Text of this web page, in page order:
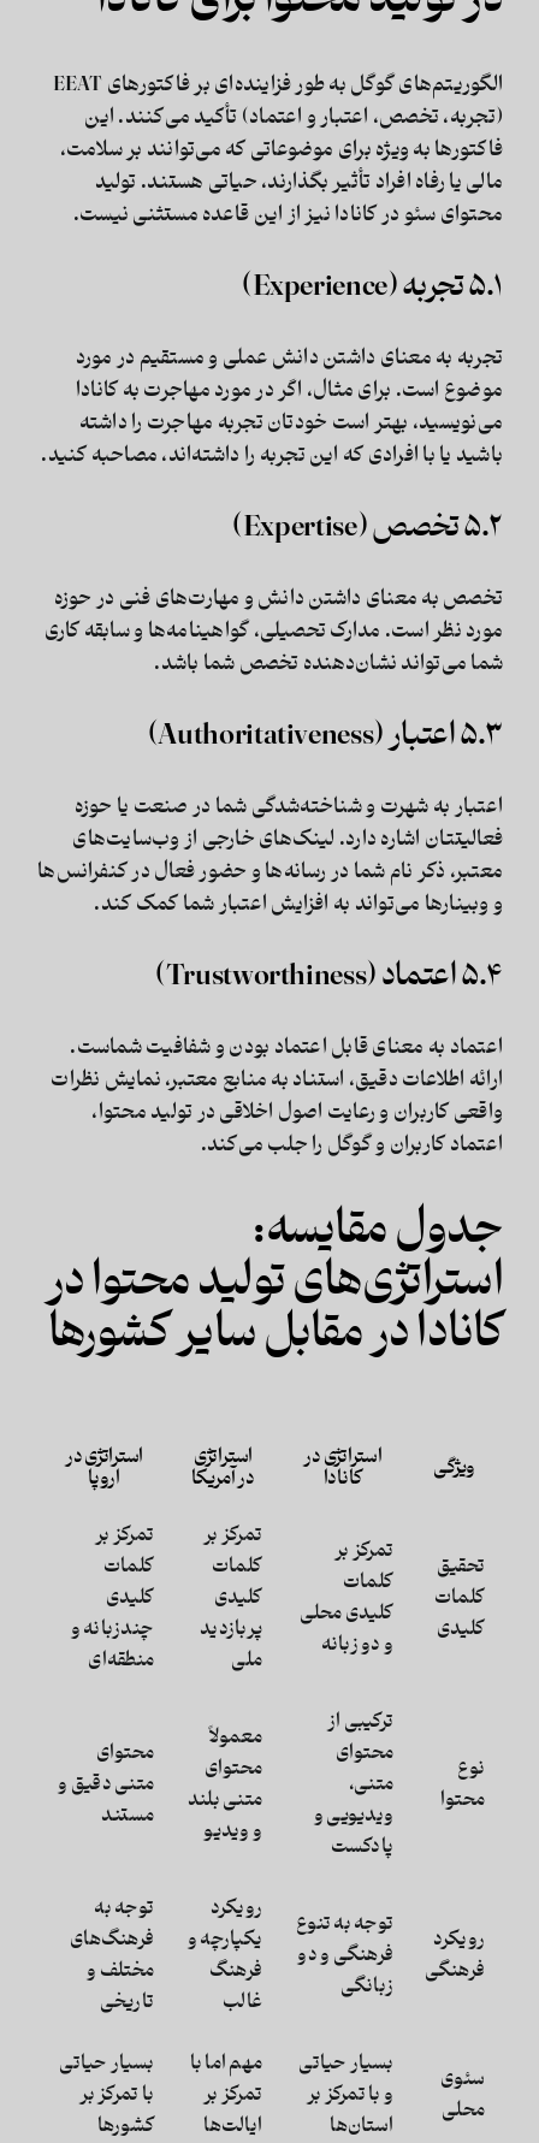
الگوریتم‌های گوگل به طور فزاینده‌ای بر فاکتورهای EEAT
(تجربه، تخصص، اعتبار و اعتماد) تأکید می‌کنند. این
فاکتورها به ویژه برای موضوعاتی که می‌توانند بر سلامت،
مالی یا رفاه افراد تأثیر بگذارند، حیاتی هستند. تولید
محتوای سئو در کانادا نیز از این قاعده مستثنی نیست.
۵.۱ تجربه (Experience)
تجربه به معنای داشتن دانش عملی و مستقیم در مورد
موضوع است. برای مثال، اگر در مورد مهاجرت به کانادا
می‌نویسید، بهتر است خودتان تجربه مهاجرت را داشته
باشید یا با افرادی که این تجربه را داشته‌اند، مصاحبه کنید.
۵.۲ تخصص (Expertise)
تخصص به معنای داشتن دانش و مهارت‌های فنی در حوزه
مورد نظر است. مدارک تحصیلی، گواهینامه‌ها و سابقه کاری
شما می‌تواند نشان‌دهنده تخصص شما باشد.
۵.۳ اعتبار (Authoritativeness)
اعتبار به شهرت و شناخته‌شدگی شما در صنعت یا حوزه
فعالیتتان اشاره دارد. لینک‌های خارجی از وب‌سایت‌های
معتبر، ذکر نام شما در رسانه‌ها و حضور فعال در کنفرانس‌ها
و وبینارها می‌تواند به افزایش اعتبار شما کمک کند.
۵.۴ اعتماد (Trustworthiness)
اعتماد به معنای قابل اعتماد بودن و شفافیت شماست.
ارائه اطلاعات دقیق، استناد به منابع معتبر، نمایش نظرات
واقعی کاربران و رعایت اصول اخلاقی در تولید محتوا،
اعتماد کاربران و گوگل را جلب می‌کند.
جدول مقایسه:
استراتژی‌های تولید محتوا در
کانادا در مقابل سایر کشورها
ویژگی استراتژی در
کانادا
استراتژی
در آمریکا
استراتژی در
اروپا
تحقیق
کلمات
کلیدی
تمرکز بر
کلمات
کلیدی محلی
و دو زبانه
تمرکز بر
کلمات
کلیدی
پربازدید
ملی
تمرکز بر
کلمات
کلیدی
چندزبانه و
منطقه‌ای
نوع
محتوا
ترکیبی از
محتوای
متنی،
ویدیویی و
پادکست
معمولاً
محتوای
متنی بلند
و ویدیو
محتوای
متنی دقیق و
مستند
رویکرد
فرهنگی
توجه به تنوع
فرهنگی و دو
زبانگی
رویکرد
یکپارچه و
فرهنگ
غالب
توجه به
فرهنگ‌های
مختلف و
تاریخی
سئوی
محلی
بسیار حیاتی
و با تمرکز بر
استان‌ها
مهم اما با
تمرکز بر
ایالت‌ها
بسیار حیاتی
با تمرکز بر
کشورها